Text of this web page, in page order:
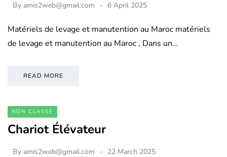
By amis2web@gmail.com 6 April 2025
Matériels de levage et manutention au Maroc matériels
de levage et manutention au Maroc , Dans un…
READ MORE
NON CLASSÉ
Chariot Élévateur
By amis2web@gmail.com 22 March 2025